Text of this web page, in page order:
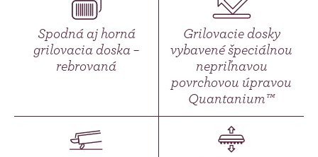
Spodná aj horná
grilovacia doska –
rebrovaná
Grilovacie dosky
vybavené špeciálnou
nepriľnavou
povrchovou úpravou
Quantanium™